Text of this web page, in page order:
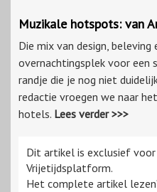
Muzikale hotspots: van
Die mix van design, beleving
overnachtingsplek voor een
randje die je nog niet
redactie vroegen we naar
hotels. Lees verder >>>
Dit artikel is exclusief
Vrijetijdsplatform.
Het complete artikel